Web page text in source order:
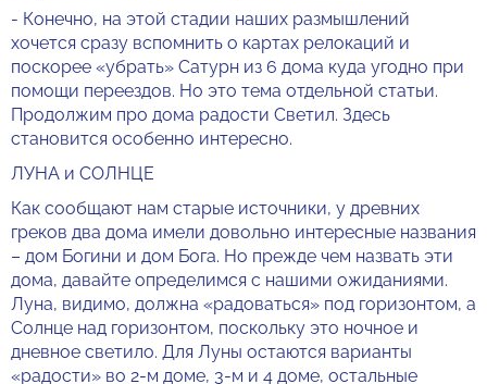
- Конечно, на этой стадии наших размышлений
хочется сразу вспомнить о картах релокаций и
поскорее «убрать» Сатурн из 6 дома куда угодно при
помощи переездов. Но это тема отдельной статьи.
Продолжим про дома радости Светил. Здесь
становится особенно интересно.
ЛУНА и СОЛНЦЕ
Как сообщают нам старые источники, у древних
греков два дома имели довольно интересные названия
– дом Богини и дом Бога. Но прежде чем назвать эти
дома, давайте определимся с нашими ожиданиями.
Луна, видимо, должна «радоваться» под горизонтом, а
Солнце над горизонтом, поскольку это ночное и
дневное светило. Для Луны остаются варианты
«радости» во 2-м доме, 3-м и 4 доме, остальные